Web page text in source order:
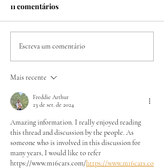
Antes de embarcar,
descubra o que o pode
11 comentários
Escreva um comentário
Mais recente
Freddie Arthur
23 de set. de 2024
Amazing information. I really enjoyed reading
this thread and discussion by the people. As
someone who is involved in this discussion for
many years, I would like to refer
https://www.m16cars.com/https://www.m16cars.co